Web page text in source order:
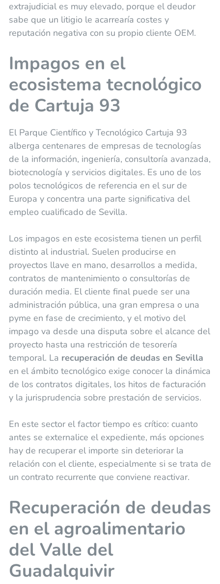
extrajudicial es muy elevado, porque el deudor
sabe que un litigio le acarrearía costes y
reputación negativa con su propio cliente OEM.
Impagos en el
ecosistema tecnológico
de Cartuja 93
El Parque Científico y Tecnológico Cartuja 93
alberga centenares de empresas de tecnologías
de la información, ingeniería, consultoría avanzada,
biotecnología y servicios digitales. Es uno de los
polos tecnológicos de referencia en el sur de
Europa y concentra una parte significativa del
empleo cualificado de Sevilla.
Los impagos en este ecosistema tienen un perfil
distinto al industrial. Suelen producirse en
proyectos llave en mano, desarrollos a medida,
contratos de mantenimiento o consultorías de
duración media. El cliente final puede ser una
administración pública, una gran empresa o una
pyme en fase de crecimiento, y el motivo del
impago va desde una disputa sobre el alcance del
proyecto hasta una restricción de tesorería
temporal. La recuperación de deudas en Sevilla
en el ámbito tecnológico exige conocer la dinámica
de los contratos digitales, los hitos de facturación
y la jurisprudencia sobre prestación de servicios.
En este sector el factor tiempo es crítico: cuanto
antes se externalice el expediente, más opciones
hay de recuperar el importe sin deteriorar la
relación con el cliente, especialmente si se trata de
un contrato recurrente que conviene reactivar.
Recuperación de deudas
en el agroalimentario
del Valle del
Guadalquivir